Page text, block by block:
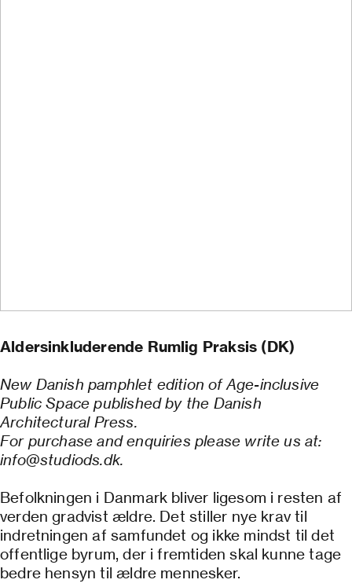
Aldersinkluderende Rumlig Praksis (DK)
New Danish pamphlet edition of Age-inclusive
Public Space published by the Danish
Architectural Press.
For purchase and enquiries please write us at:
info@studiods.dk.
Befolkningen i Danmark bliver ligesom i resten af
verden gradvist ældre. Det stiller nye krav til
indretningen af samfundet og ikke mindst til det
offentlige byrum, der i fremtiden skal kunne tage
bedre hensyn til ældre mennesker.